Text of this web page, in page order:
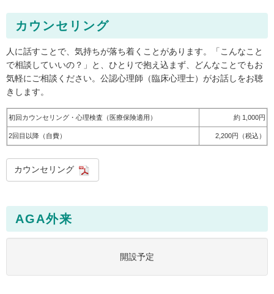
カウンセリング
人に話すことで、気持ちが落ち着くことがあります。「こんなこと
で相談していいの？」と、ひとりで抱え込まず、どんなことでもお
気軽にご相談ください。公認心理師（臨床心理士）がお話しをお聴
きします。
初回カウンセリング・心理検査（医療保険適用） 約 1,000円
2回目以降（自費） 2,200円（税込）
カウンセリング
AGA外来
開設予定